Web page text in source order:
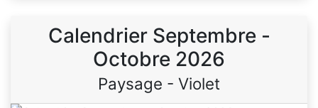
Calendrier Septembre -
Octobre 2026
Paysage - Violet